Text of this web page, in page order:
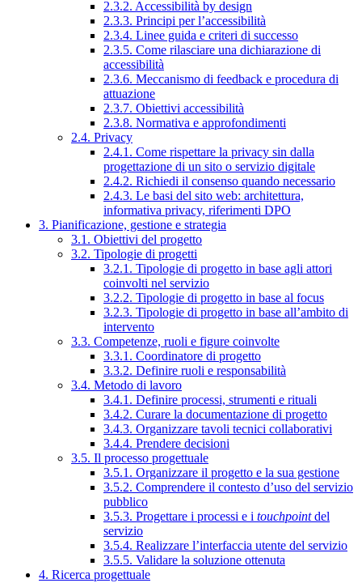
2.3.2. Accessibilità by design
2.3.3. Principi per l’accessibilità
2.3.4. Linee guida e criteri di successo
2.3.5. Come rilasciare una dichiarazione di
accessibilità
2.3.6. Meccanismo di feedback e procedura di
attuazione
2.3.7. Obiettivi accessibilità
2.3.8. Normativa e approfondimenti
2.4. Privacy
2.4.1. Come rispettare la privacy sin dalla
progettazione di un sito o servizio digitale
2.4.2. Richiedi il consenso quando necessario
2.4.3. Le basi del sito web: architettura,
informativa privacy, riferimenti DPO
3. Pianificazione, gestione e strategia
3.1. Obiettivi del progetto
3.2. Tipologie di progetti
3.2.1. Tipologie di progetto in base agli attori
coinvolti nel servizio
3.2.2. Tipologie di progetto in base al focus
3.2.3. Tipologie di progetto in base all’ambito di
intervento
3.3. Competenze, ruoli e figure coinvolte
3.3.1. Coordinatore di progetto
3.3.2. Definire ruoli e responsabilità
3.4. Metodo di lavoro
3.4.1. Definire processi, strumenti e rituali
3.4.2. Curare la documentazione di progetto
3.4.3. Organizzare tavoli tecnici collaborativi
3.4.4. Prendere decisioni
3.5. Il processo progettuale
3.5.1. Organizzare il progetto e la sua gestione
3.5.2. Comprendere il contesto d’uso del servizio
pubblico
3.5.3. Progettare i processi e i touchpointdel
servizio
3.5.4. Realizzare l’interfaccia utente del servizio
3.5.5. Validare la soluzione ottenuta
4. Ricerca progettuale